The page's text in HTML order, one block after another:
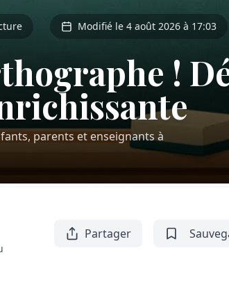
Modifié le 4 août 2026 à 17:03
!
parents et enseignants à
Partager